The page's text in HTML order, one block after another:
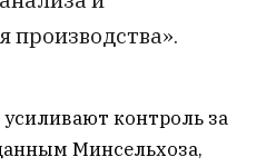
производства».
контроль за
Минсельхоза,